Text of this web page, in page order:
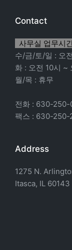
Contact
사무실 업무시
수/금/토/일 : 오
화 : 오전 10시 ~
월/목 : 휴무
전화 : 630-
팩스 : 630-250-
Address
1275 N.
Itasca, IL 60143